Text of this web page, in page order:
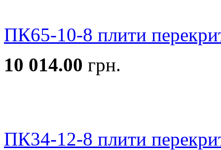
ПК65-10-8 плити
10 014.00 грн.
ПК34-12-8 плити